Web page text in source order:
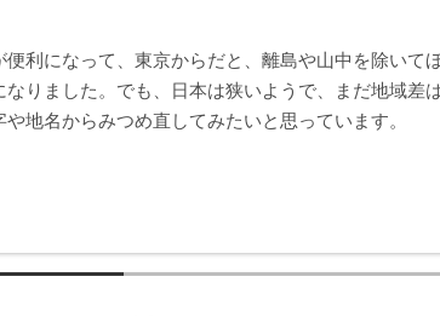
便利になって、東京からだと、離島や山中を除いて
なりました。でも、日本は狭いようで、まだ地域差
や地名からみつめ直してみたいと思っています。